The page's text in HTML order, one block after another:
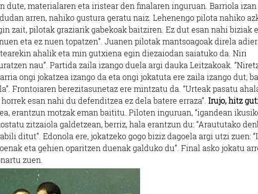
dute, materialaren eta iristear den finalaren inguruan. Barriola izan
arren, nahiko gustura geratu naiz. Lehenengo pilota nahiko
zait, pilotak graziarik gabekoak baitziren. Ez dut esan nahi biziak
eta ez nuen topatzen”. Juanen pilotak mantsoagoak direla
ahalik eta min gutxiena egin diezaiodan saiatuko da. Niri
nau”. Partida zaila izango duela argi dauka Leitzakoak.
ongi jokatzea izango da eta ongi jokatuta ere zaila izango dut;
Frontoiaren berezitasunetaz ere mintzatu da. “Urteak pasatu
esan nahi du defenditzea ez dela batere erraza”. Irujo, hitz
erantzun motzak eman baititu. Piloten inguruan, “igandean
zitzaiola galdetzean, berriz, hala erantzun du: “Araututako
ditut”. Edonola ere, jokatzeko gogo biziz dagoela argi utzi zuen:
eta gehien oparitzen duenak galduko du”. Final asko jokatu
zuen.